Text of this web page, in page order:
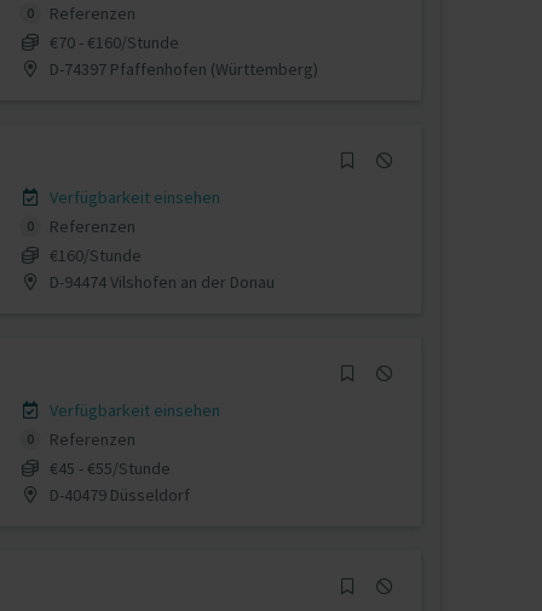
0
Referenzen
€70 - €160/Stunde
D-74397 Pfaffenhofen (Württemberg)
Verfügbarkeit einsehen
0
Referenzen
€160/Stunde
D-94474 Vilshofen an der Donau
Verfügbarkeit einsehen
0
Referenzen
€45 - €55/Stunde
D-40479 Düsseldorf